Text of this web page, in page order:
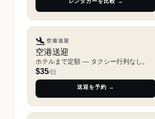
🛬 空港送迎
空港送迎
ホテルまで定額 ― タクシー行列なし。
$35/日
送迎を予約 →